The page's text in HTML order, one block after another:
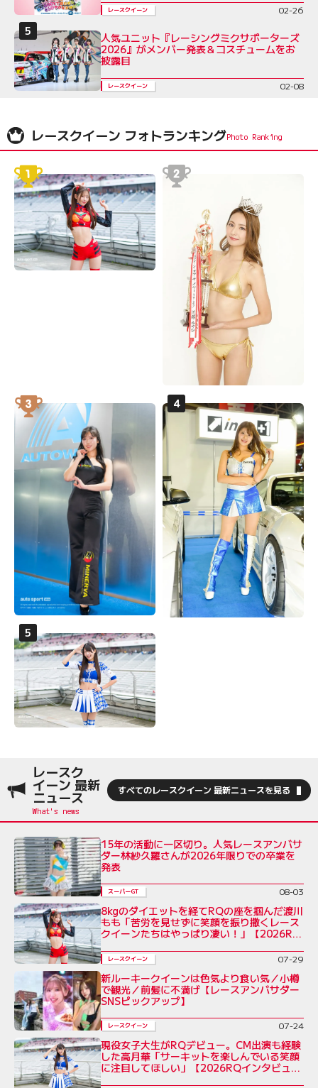
レースクイーン 02-26
人気ユニット『レーシングミクサポーターズ
2026』がメンバー発表＆コスチュームをお
披露目
レースクイーン 02-08
レースクイーン フォトランキング
レースク
イーン 最新
ニュース すべてのレースクイーン 最新ニュースを見る
15年の活動に一区切り。人気レースアンバサ
ダー林紗久羅さんが2026年限りでの卒業を
発表
スーパーGT 08-03
8kgのダイエットを経てRQの座を掴んだ渡川
もも「苦労を見せずに笑顔を振り撒くレース
クイーンたちはやっぱり凄い！」【2026RQ
レースクイーン 07-29
新ルーキークイーンは色気より食い気／小樽
で観光／前髪に不満げ【レースアンバサダー
SNSピックアップ】
レースクイーン 07-24
現役女子大生がRQデビュー。CM出演も経験
した高月華「サーキットを楽しんでいる笑顔
に注目してほしい」【2026RQインタビュー